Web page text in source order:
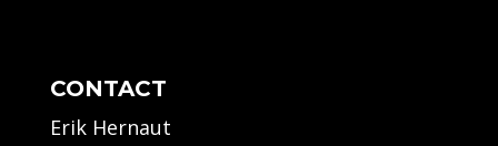
CONTACT
Erik Hernaut